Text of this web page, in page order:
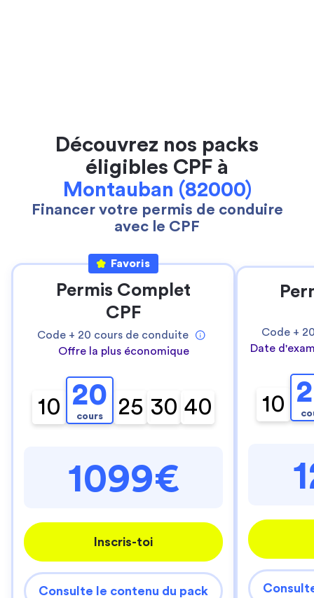
Découvrez nos packs
éligibles CPF à
Montauban (82000)
Financer votre permis de conduire
avec le CPF
Favoris
Permis Complet
CPF
Code + 20 cours de conduite
Offre la plus économique
10 20
cours 25 30 40
1099€
Inscris-toi
Consulte le contenu du pack
Code +
Date
10